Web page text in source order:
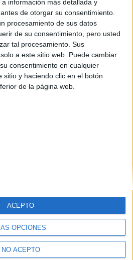
información más detallada y
de otorgar su consentimiento.
procesamiento de sus datos
de su consentimiento, pero usted
tal procesamiento. Sus
a este sitio web. Puede cambiar
consentimiento en cualquier
sitio y haciendo clic en el botón
de la página web.
OPCIONES
NO ACEPTO
ACEPTO
|Contactar|Anúnciate
|Condiciones generales
de cookies